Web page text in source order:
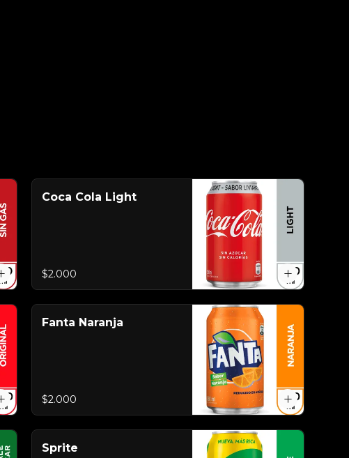
Coca Cola Light
$2.000
Fanta Naranja
$2.000
Sprite